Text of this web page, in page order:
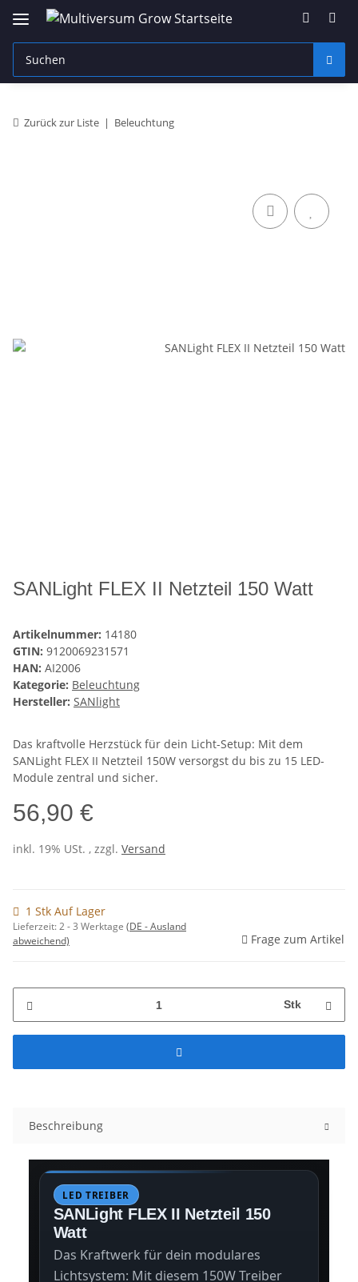
Zurück zur Liste Beleuchtung
SANLight FLEX II Netzteil 150 Watt
Artikelnummer: 14180
GTIN: 9120069231571
HAN: AI2006
Kategorie: Beleuchtung
Hersteller: SANlight
Das kraftvolle Herzstück für dein Licht-Setup: Mit dem
SANLight FLEX II Netzteil 150W versorgst du bis zu 15 LED-
Module zentral und sicher.
56,90 €
inkl. 19% USt. , zzgl. Versand
1 Stk Auf Lager
Lieferzeit:2 - 3 Werktage (DE - Ausland
abweichend)
Frage zum Artikel
Stk
Beschreibung
LED TREIBER
SANLight FLEX II Netzteil 150
Watt
Das Kraftwerk für dein modulares
Lichtsystem: Mit diesem 150W Treiber